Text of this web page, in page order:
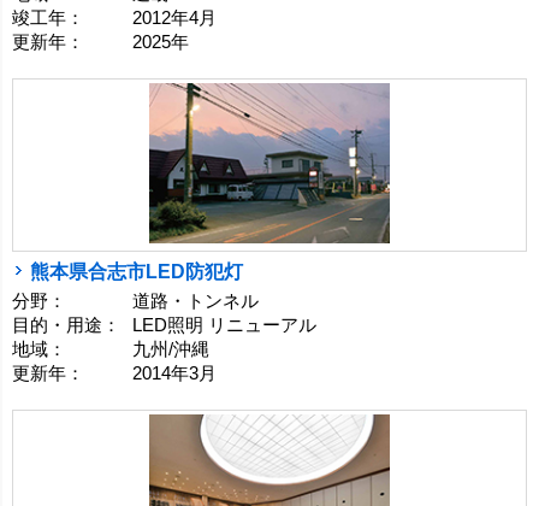
竣工年：
2012年4月
更新年：
2025年
熊本県合志市LED防犯灯
分野：
道路・トンネル
目的・用途：
LED照明 リニューアル
地域：
九州/沖縄
更新年：
2014年3月